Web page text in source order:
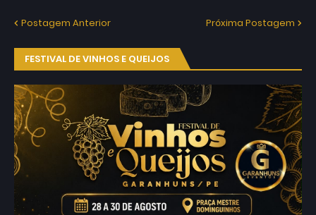
Postagem Anterior Próxima Postagem
FESTIVAL DE VINHOS E QUEIJOS